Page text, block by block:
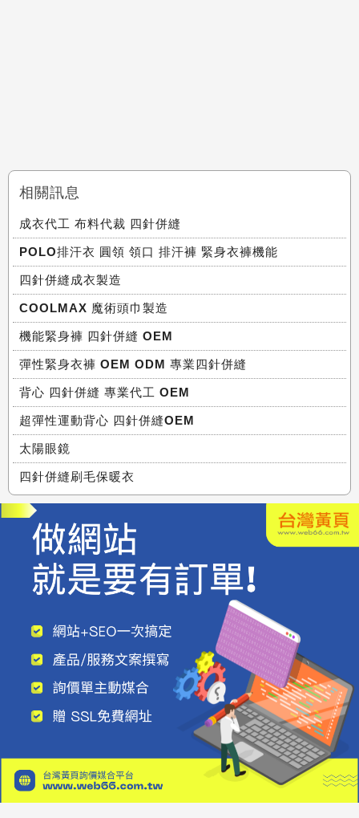
相關訊息
成衣代工 布料代裁 四針併縫
POLO排汗衣 圓領 領口 排汗褲 緊身衣褲機能
四針併縫成衣製造
COOLMAX 魔術頭巾製造
機能緊身褲 四針併縫 OEM
彈性緊身衣褲 OEM ODM 專業四針併縫
背心 四針併縫 專業代工 OEM
超彈性運動背心 四針併縫OEM
太陽眼鏡
四針併縫刷毛保暖衣